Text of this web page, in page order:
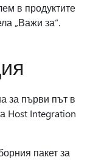
в продуктите
„Важи за“.
за първи път в
Host Integration
пакет за